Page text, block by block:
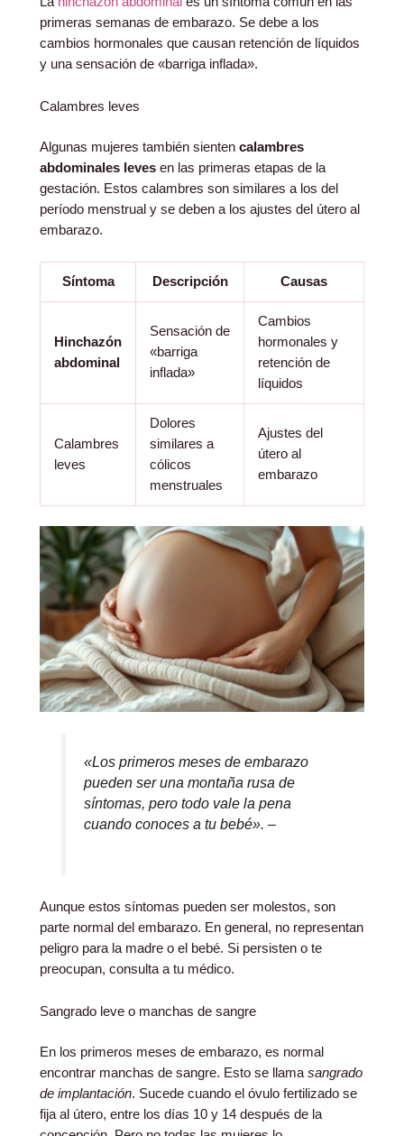
primeras semanas de embarazo. Se debe a los
cambios hormonales que causan retención de líquidos
y una sensación de «barriga inflada».
Calambres leves
Algunas mujeres también sienten calambres
abdominales leves en las primeras etapas de la
gestación. Estos calambres son similares a los del
período menstrual y se deben a los ajustes del útero al
embarazo.
Síntoma Descripción Causas
Hinchazón
abdominal
Sensación de
«barriga
inflada»
Cambios
hormonales y
retención de
líquidos
Calambres
leves
Dolores
similares a
cólicos
menstruales
Ajustes del
útero al
embarazo
«Los primeros meses de embarazo
pueden ser una montaña rusa de
síntomas, pero todo vale la pena
cuando conoces a tu bebé». –
Aunque estos síntomas pueden ser molestos, son
parte normal del embarazo. En general, no representan
peligro para la madre o el bebé. Si persisten o te
preocupan, consulta a tu médico.
Sangrado leve o manchas de sangre
En los primeros meses de embarazo, es normal
encontrar manchas de sangre. Esto se llama sangrado
de implantación. Sucede cuando el óvulo fertilizado se
fija al útero, entre los días 10 y 14 después de la